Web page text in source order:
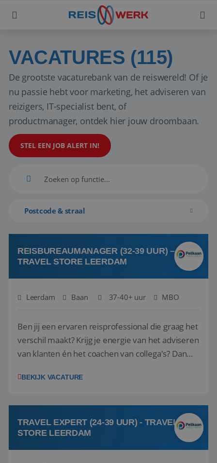
VACATURES (115)
De grootste vacaturebank van de reiswereld! Of je
nu passie hebt voor marketing, het adviseren van
reizigers, IT-specialist bent, of
productmanager, ontdek hier jouw droombaan.
STEL EEN JOB ALERT IN!
Postcode & straal
REISBUREAUMANAGER (32-39 UUR) –
TRAVEL STORE LEERDAM
Leerdam Baan 37-40+ uur MBO
Ben jij een ervaren reisprofessional die graag het
verschil maakt? Krijg je energie van het adviseren
van klanten én het coachen van collega's? Dan
(onderdeel van Pelikaan Travel Group) zoeken
team het reisbureau verder...
BEKIJK VACATURE
TRAVEL EXPERT (24-39 UUR) - TRAVEL
STORE LEERDAM